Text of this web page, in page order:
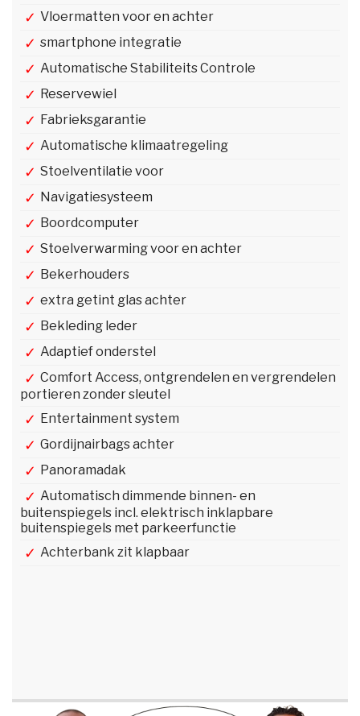
Vloermatten voor en achter
smartphone integratie
Automatische Stabiliteits Controle
Reservewiel
Fabrieksgarantie
Automatische klimaatregeling
Stoelventilatie voor
Navigatiesysteem
Boordcomputer
Stoelverwarming voor en achter
Bekerhouders
extra getint glas achter
Bekleding leder
Adaptief onderstel
Comfort Access, ontgrendelen en vergrendelen
portieren zonder sleutel
Entertainment system
Gordijnairbags achter
Panoramadak
Automatisch dimmende binnen- en
buitenspiegels incl. elektrisch inklapbare
buitenspiegels met parkeerfunctie
Achterbank zit klapbaar